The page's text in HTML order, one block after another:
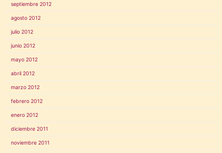
septiembre 2012
agosto 2012
julio 2012
junio 2012
mayo 2012
abril 2012
marzo 2012
febrero 2012
enero 2012
diciembre 2011
noviembre 2011